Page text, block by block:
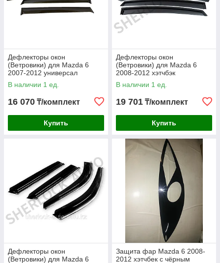
Дефлекторы окон
(Ветровики) для Mazda 6
2007-2012 универсал
В наличии 1 ед.
16 070 ₸/комплект
Купить
Дефлекторы окон
(Ветровики) для Mazda 6
2008-2012 хэтчбэк
В наличии 1 ед.
19 701 ₸/комплект
Купить
Дефлекторы окон
(Ветровики) для Mazda 6
Защита фар Mazda 6 2008-
2012 хэтчбек с чёрным